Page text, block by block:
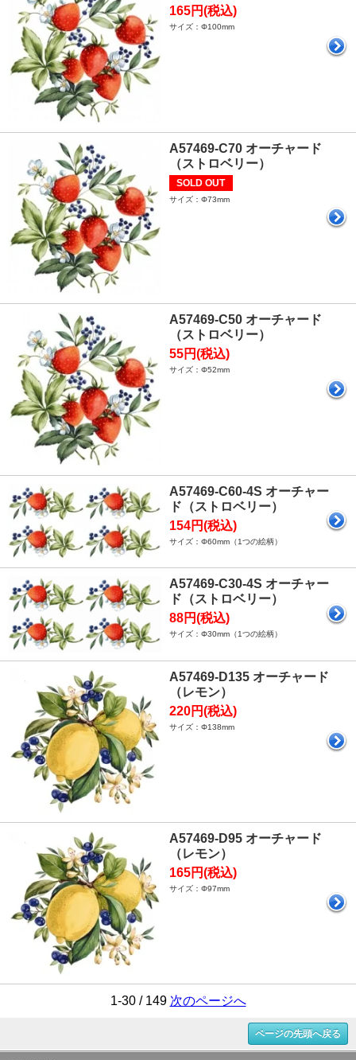
165円(税込)
サイズ：Φ100mm
A57469-C70 オーチャード
（ストロベリー）
SOLD OUT
サイズ：Φ73mm
A57469-C50 オーチャード
（ストロベリー）
55円(税込)
サイズ：Φ52mm
A57469-C60-4S オーチャー
ド（ストロベリー）
154円(税込)
サイズ：Φ60mm（1つの絵柄）
A57469-C30-4S オーチャー
ド（ストロベリー）
88円(税込)
サイズ：Φ30mm（1つの絵柄）
A57469-D135 オーチャード
（レモン）
220円(税込)
サイズ：Φ138mm
A57469-D95 オーチャード
（レモン）
165円(税込)
サイズ：Φ97mm
1-30 / 149 次のページへ
ページの先頭へ戻る